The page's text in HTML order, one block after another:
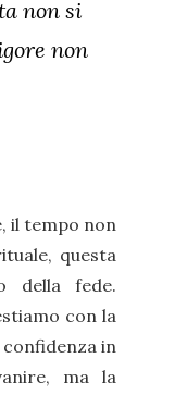
non si
non
il tempo non
questa
della fede.
con la
confidenza in
ma la